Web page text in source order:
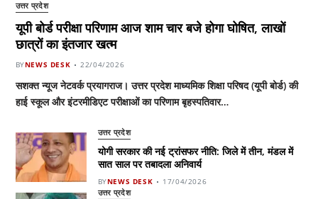
उत्तर प्रदेश
यूपी बोर्ड परीक्षा परिणाम आज शाम चार बजे होगा घोषित, लाखों
छात्रों का इंतजार खत्म
BYNEWS DESK 22/04/2026
सशक्त न्यूज नेटवर्क प्रयागराज। उत्तर प्रदेश माध्यमिक शिक्षा परिषद (यूपी बोर्ड) की
हाई स्कूल और इंटरमीडिएट परीक्षाओं का परिणाम बृहस्पतिवार…
उत्तर प्रदेश
योगी सरकार की नई ट्रांसफर नीति: जिले में तीन, मंडल में
सात साल पर तबादला अनिवार्य
BYNEWS DESK 17/04/2026
उत्तर प्रदेश